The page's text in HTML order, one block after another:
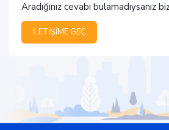
Aradığınız cevabı bulamadıysanız
İLETIŞIME GEÇ